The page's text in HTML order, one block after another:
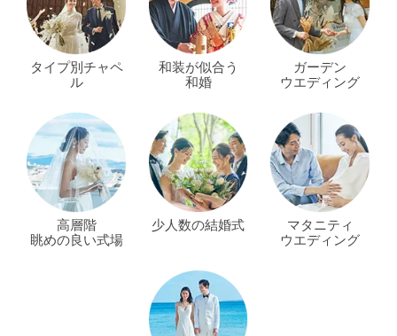
タイプ別チャペ
ル
和装が似合う
和婚
ガーデン
ウエディング
高層階
眺めの良い式場
少人数の結婚式
マタニティ
ウエディング